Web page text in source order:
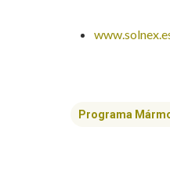
Hit
Programa